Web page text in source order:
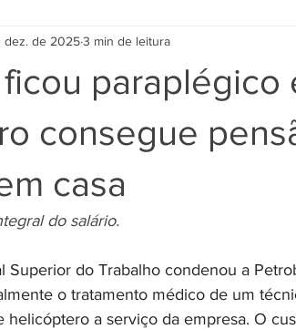
paraplégico
consegue
casa
dez. de 20253 min de leitura
do salário.
Superior do Trabalho condenou a
o tratamento médico de um
helicóptero a serviço da empresa. O